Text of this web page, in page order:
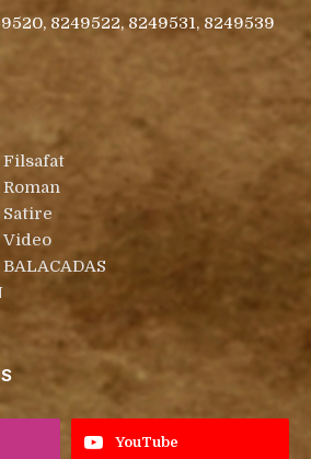
8249522, 8249531, 8249539
Filsafat
Roman
Satire
Video
BALACADAS
YouTube